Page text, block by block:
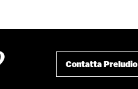
Contatta Preludio